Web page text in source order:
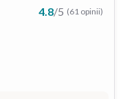
4.8/5 (61 opinii)